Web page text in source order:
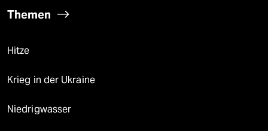
Themen
Hitze
Krieg in der Ukraine
Niedrigwasser